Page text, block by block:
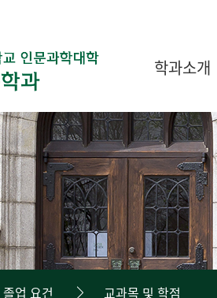
학과소개
졸업 요건 교과목 및 학점